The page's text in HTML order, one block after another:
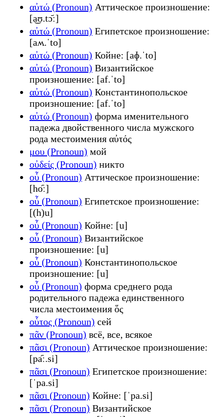
αὐτώ (Pronoun) Аттическое произношение:
[a͜ʊ.tɔ᷄ː]
αὐτώ (Pronoun) Египетское произношение:
[aʍ.ˈto]
αὐτώ (Pronoun) Койне: [aɸ.ˈto]
αὐτώ (Pronoun) Византийское
произношение: [af.ˈto]
αὐτώ (Pronoun) Константинопольское
произношение: [af.ˈto]
αὐτώ (Pronoun) форма именительного
падежа двойственного числа мужского
рода местоимения αὐτός
μου (Pronoun) мой
οὐδείς (Pronoun) никто
οὗ (Pronoun) Аттическое произношение:
[ho᷇ː]
οὗ (Pronoun) Египетское произношение:
[(h)u]
οὗ (Pronoun) Койне: [u]
οὗ (Pronoun) Византийское
произношение: [u]
οὗ (Pronoun) Константинопольское
произношение: [u]
οὗ (Pronoun) форма среднего рода
родительного падежа единственного
числа местоимения ὅς
οὗτος (Pronoun) сей
πᾶν (Pronoun) всё, все, всякое
πᾶσι (Pronoun) Аттическое произношение:
[pa᷇ː.si]
πᾶσι (Pronoun) Египетское произношение:
[ˈpa.si]
πᾶσι (Pronoun) Койне: [ˈpa.si]
πᾶσι (Pronoun) Византийское